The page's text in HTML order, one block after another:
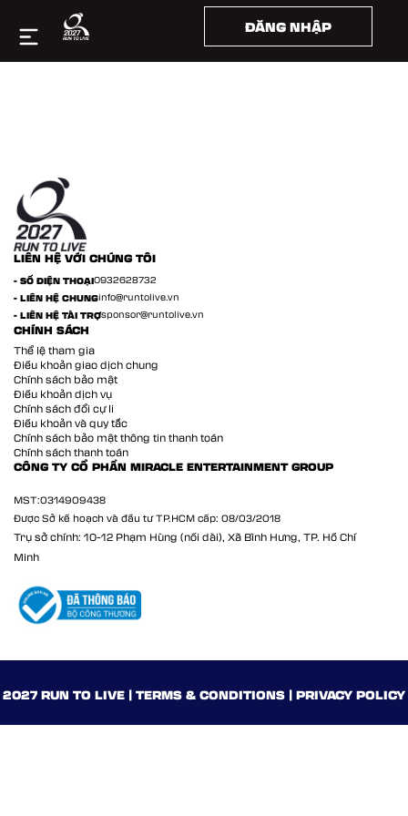
ĐĂNG NHẬP
Log In
LIÊN HỆ VỚI CHÚNG TÔI
- SỐ ĐIỆN THOẠI0932628732
- LIÊN HỆ CHUNGinfo@runtolive.vn
- LIÊN HỆ TÀI TRỢsponsor@runtolive.vn
CHÍNH SÁCH
Thể lệ tham gia
Điều khoản giao dịch chung
Chính sách bảo mật
Điều khoản dịch vụ
Chính sách đổi cự li
Điều khoản và quy tắc
Chính sách bảo mật thông tin thanh toán
Chính sách thanh toán
CÔNG TY CỔ PHẦN MIRACLE ENTERTAINMENT GROUP
MST:0314909438
Được Sở kế hoạch và đầu tư TP.HCM cấp: 08/03/2018
Trụ sở chính: 10-12 Phạm Hùng (nối dài), Xã Bình Hưng, TP. Hồ Chí
Minh
2027 RUN TO LIVE | TERMS & CONDITIONS | PRIVACY POLICY